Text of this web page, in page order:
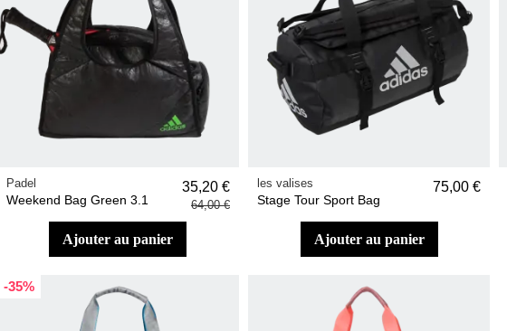
Padel
Weekend Bag Green 3.1
35,20 €
64,00 €
ajouter au panier
les valises
Stage Tour Sport Bag
75,00 €
ajouter au panier
-35%